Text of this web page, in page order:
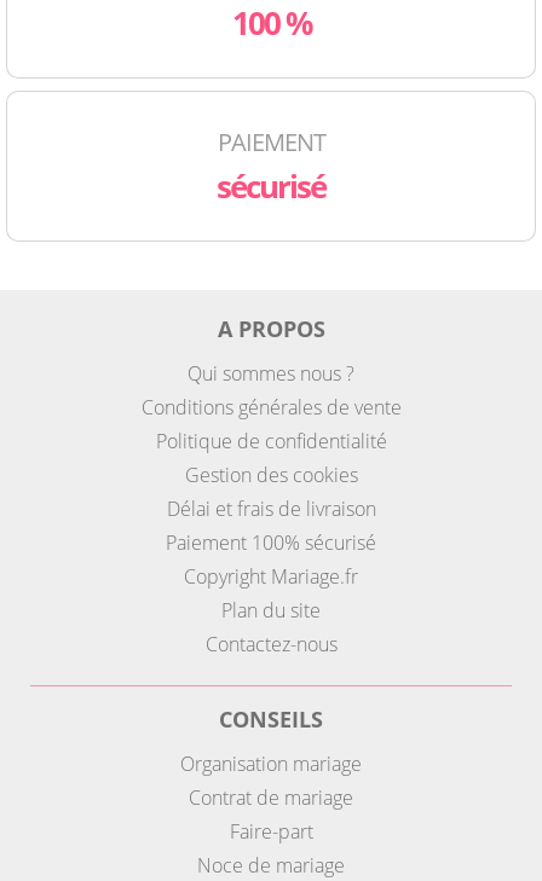
100 %
PAIEMENT
sécurisé
A PROPOS
Qui sommes nous ?
Conditions générales de vente
Politique de confidentialité
Gestion des cookies
Délai et frais de livraison
Paiement 100% sécurisé
Copyright Mariage.fr
Plan du site
Contactez-nous
CONSEILS
Organisation mariage
Contrat de mariage
Faire-part
Noce de mariage